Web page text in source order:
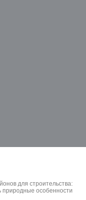
для строительства:
природные особенности